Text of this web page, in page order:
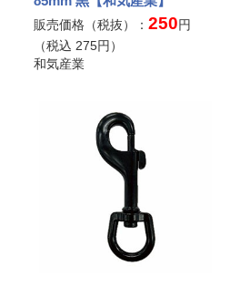
販売価格（税抜）：250円
（税込 275円）
和気産業